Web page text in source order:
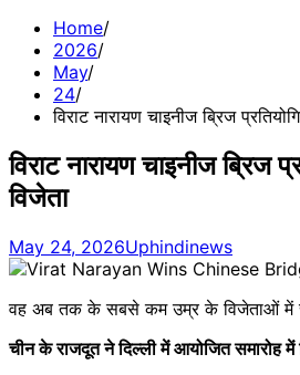
Home
2026
May
24
विराट नारायण चाइनीज ब्रिज
विराट नारायण चाइनीज ब्रिज
विजेता
May 24, 2026Uphindinews
वह अब तक के सबसे कम उम्र के विजेताओं में
चीन के राजदूत ने दिल्ली में आयोजित समारोह में